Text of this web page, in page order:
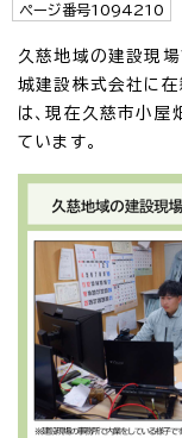
ページ番号1094210
久慈地域の建設現場
城建設株式会社に在
は、現在久慈市小
ています。